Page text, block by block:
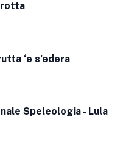
‘e s’edera
Speleologia - Lula